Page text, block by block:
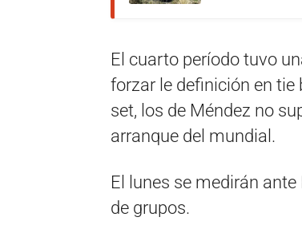
El cuarto período tuvo
forzar le definición en tie
set, los de Méndez no
arranque del mundial.
El lunes se medirán
de grupos.